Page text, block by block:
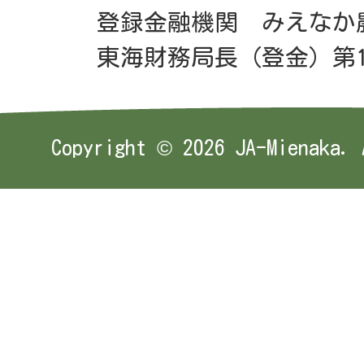
登録金融機関 みえなか
東海財務局長（登金）第
Copyright © 2026 JA-